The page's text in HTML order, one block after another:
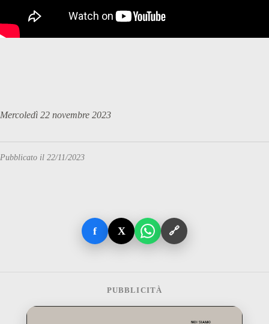
Mercoledì 22 novembre 2023
Pubblicato il 22/11/2023
f X 🔗
PUBBLICITÀ